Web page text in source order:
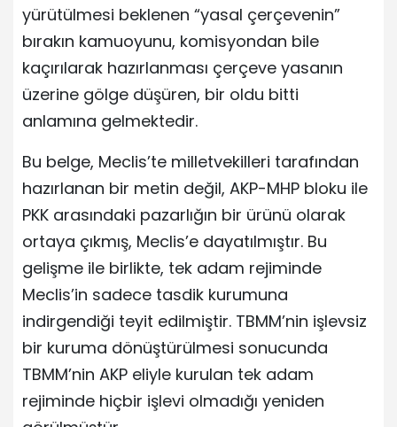
yürütülmesi beklenen “yasal çerçevenin”
bırakın kamuoyunu, komisyondan bile
kaçırılarak hazırlanması çerçeve yasanın
üzerine gölge düşüren, bir oldu bitti
anlamına gelmektedir.
Bu belge, Meclis’te milletvekilleri tarafından
hazırlanan bir metin değil, AKP-MHP bloku ile
PKK arasındaki pazarlığın bir ürünü olarak
ortaya çıkmış, Meclis’e dayatılmıştır. Bu
gelişme ile birlikte, tek adam rejiminde
Meclis’in sadece tasdik kurumuna
indirgendiği teyit edilmiştir. TBMM’nin işlevsiz
bir kuruma dönüştürülmesi sonucunda
TBMM’nin AKP eliyle kurulan tek adam
rejiminde hiçbir işlevi olmadığı yeniden